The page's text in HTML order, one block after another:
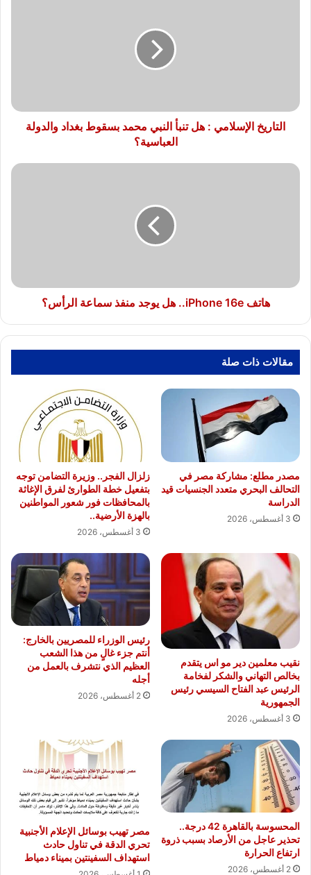
بغداد
والدولةالتاريخ الإسلامي : هل تنبأ النبي محمد بسقوط بغداد والدولة
العباسية؟
هاتف
هاتف iPhone 16e.. هل يوجد منفذ سماعة الرأس؟
مقالات ذات صلة
مصدر مطلع: مشاركة مصر في
التحالف البحري متعدد الجنسيات قيد
الدراسة
3 أغسطس، 2026
زلزال الفجر.. وزيرة التضامن توجه
بتفعيل خطة الطوارئ لفرق الإغاثة
بالمحافظات فور شعور المواطنين
بالهزة الأرضية..
3 أغسطس، 2026
نقيب معلمين دير مو اس يتقدم
بخالص التهاني والشكر لفخامة
الرئيس عبد الفتاح السيسي رئيس
الجمهورية
3 أغسطس، 2026
رئيس الوزراء للمصريين بالخارج:
أنتم جزء غالٍ من هذا الشعب
العظيم الذي نتشرف بالعمل من
أجله
2 أغسطس، 2026
المحسوسة بالقاهرة 42 درجة..
تحذير عاجل من الأرصاد بسبب ذروة
ارتفاع الحرارة
2 أغسطس، 2026
مصر تهيب بوسائل الإعلام الأجنبية
تحري الدقة في تناول حادث
استهداف السفينتين بميناء دمياط